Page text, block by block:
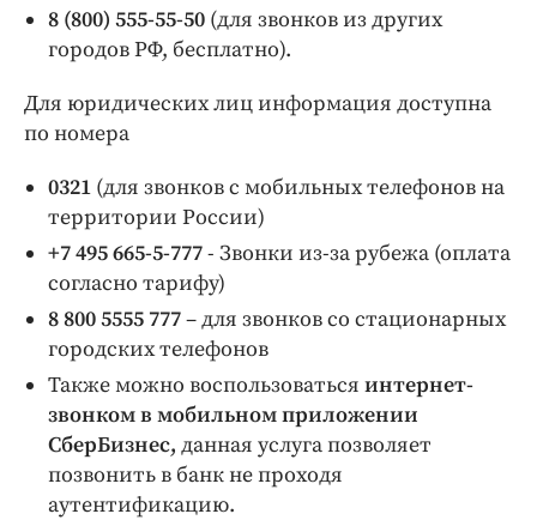
8 (800) 555-55-50 (для звонков из других
городов РФ, бесплатно).
Для юридических лиц информация доступна
по номера
0321 (для звонков с мобильных телефонов на
территории России)
+7 495 665-5-777- Звонки из-за рубежа (оплата
согласно тарифу)
8 800 5555 777– для звонков со стационарных
городских телефонов
Также можно воспользоваться интернет-
звонком в мобильном приложении
СберБизнес, данная услуга позволяет
позвонить в банк не проходя
аутентификацию.